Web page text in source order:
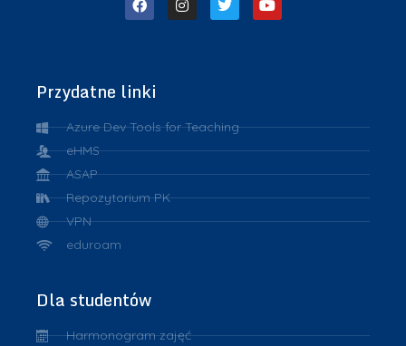
Przydatne linki
Azure Dev Tools for Teaching
eHMS
ASAP
Repozytorium PK
VPN
eduroam
Dla studentów
Harmonogram zajęć